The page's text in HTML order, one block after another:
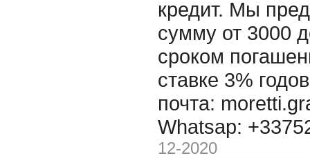
кредит. Мы
сумму от 3000
сроком
ставке 3%
почта:
Whatsap:
12-2020